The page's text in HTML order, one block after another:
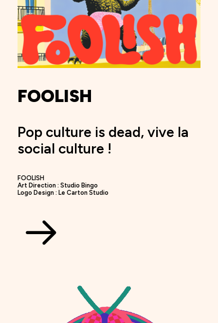
FOOLISH
Pop culture is dead, vive la
social culture !
FOOLISH
Art Direction : Studio Bingo
Logo Design : Le Carton Studio